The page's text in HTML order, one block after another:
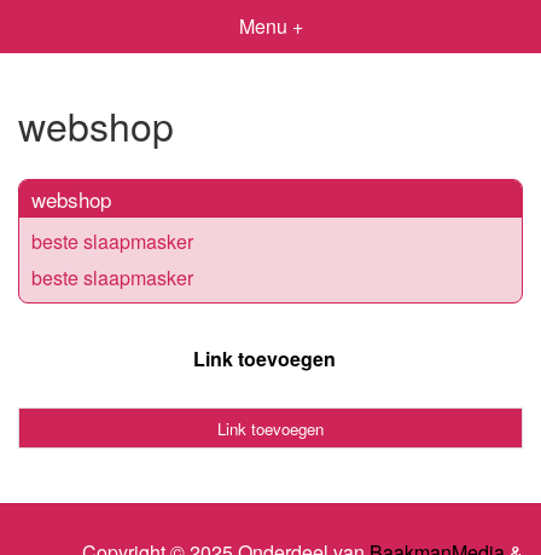
Menu +
webshop
webshop
beste slaapmasker
beste slaapmasker
Link toevoegen
Link toevoegen